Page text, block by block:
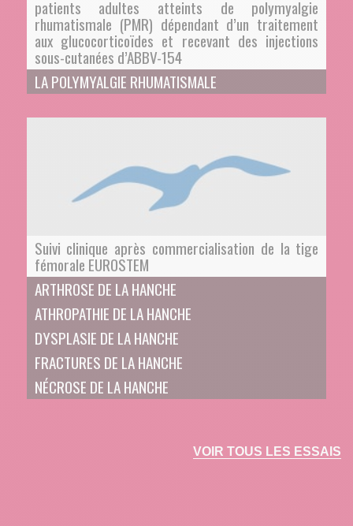
patients adultes atteints de polymyalgie
rhumatismale (PMR) dépendant d’un traitement
aux glucocorticoïdes et recevant des injections
sous-cutanées d’ABBV-154
LA POLYMYALGIE RHUMATISMALE
Suivi clinique après commercialisation de la tige
fémorale EUROSTEM
ARTHROSE DE LA HANCHE
ATHROPATHIE DE LA HANCHE
DYSPLASIE DE LA HANCHE
FRACTURES DE LA HANCHE
NÉCROSE DE LA HANCHE
VOIR TOUS LES ESSAIS